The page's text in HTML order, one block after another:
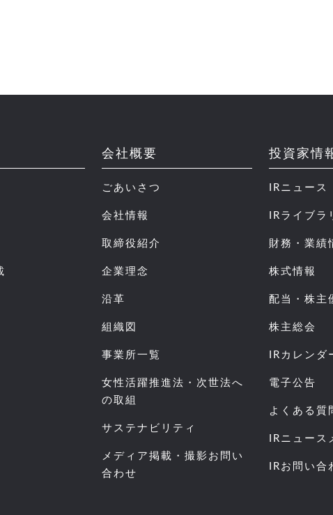
会社概要
ごあいさつ
会社情報
取締役紹介
企業理念
沿革
組織図
事業所一覧
女性活躍推進法・次世法へ
の取組
サステナビリティ
メディア掲載・撮影お問い
合わせ
投資家情
IRニュース
IRライブラ
財務・業績
株式情報
配当・株主
株主総会
IRカレンダ
電子公告
よくある質
IRニュース
IRお問い合